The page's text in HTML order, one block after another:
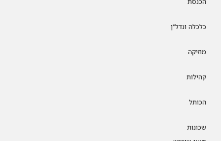
כלכלה ונדל"ן
מוזיקה
קהילות
הכותל
שכונות